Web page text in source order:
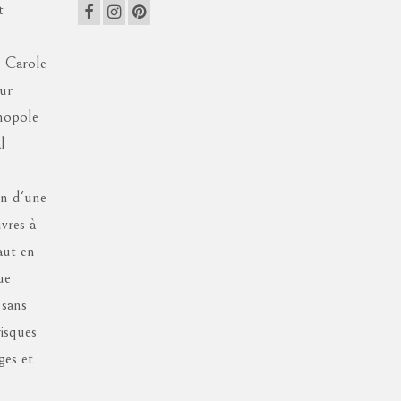
Carole
d'une
à
en
et